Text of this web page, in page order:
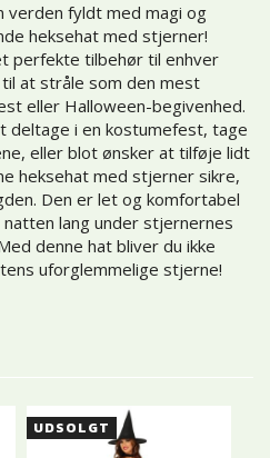
fyldt med magi og
heksehat med stjerner!
perfekte tilbehør til enhver
at stråle som den mest
eller Halloween-begivenhed.
deltage i en kostumefest, tage
eller blot ønsker at tilføje lidt
heksehat med stjerner sikre,
Den er let og komfortabel
natten lang under stjernernes
denne hat bliver du ikke
uforglemmelige stjerne!
UDSOLGT